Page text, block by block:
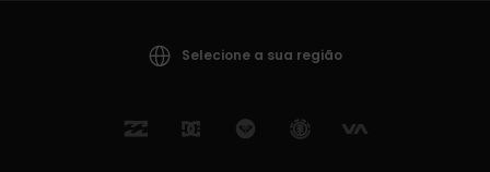
Selecione a sua região